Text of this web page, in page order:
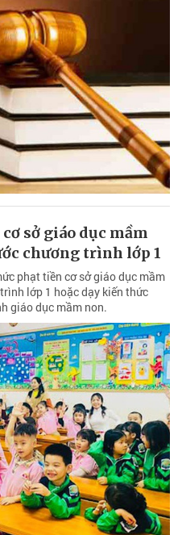
sở giáo dục mầm
chương trình lớp 1
phạt tiền cơ sở giáo dục mầm
lớp 1 hoặc dạy kiến thức
giáo dục mầm non.